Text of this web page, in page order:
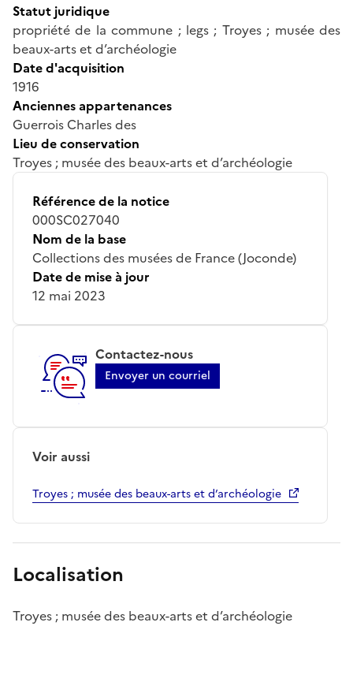
Statut juridique
propriété de la commune ; legs ; Troyes ; musée des
beaux-arts et d’archéologie
Date d'acquisition
1916
Anciennes appartenances
Guerrois Charles des
Lieu de conservation
Troyes ; musée des beaux-arts et d’archéologie
Référence de la notice
000SC027040
Nom de la base
Collections des musées de France (Joconde)
Date de mise à jour
12 mai 2023
Contactez-nous
Envoyer un courriel
Voir aussi
Troyes ; musée des beaux-arts et d’archéologie
Localisation
Troyes ; musée des beaux-arts et d’archéologie